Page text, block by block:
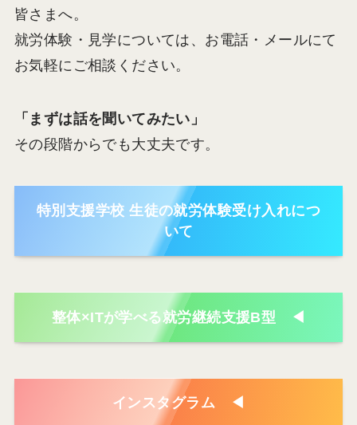
皆さまへ。
就労体験・見学については、お電話・メールにて
お気軽にご相談ください。
「まずは話を聞いてみたい」
その段階からでも大丈夫です。
特別支援学校 生徒の就労体験受け入れにつ
いて
整体×ITが学べる就労継続支援B型 ◀
インスタグラム ◀